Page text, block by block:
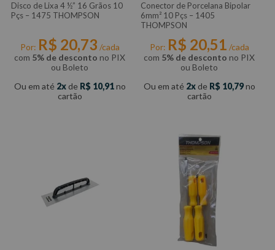
Disco de Lixa 4 ½” 16 Grãos 10
Pçs – 1475 THOMPSON
Por: R$ 20,73 /cada
com 5% de desconto no PIX
ou Boleto
Ou em até 2 de R$ 10,91no
cartão
Conector de Porcelana Bipolar
6mm² 10 Pçs – 1405
THOMPSON
Por: R$ 20,51 /cada
com 5% de desconto no PIX
ou Boleto
Ou em até 2 de R$ 10,79no
cartão